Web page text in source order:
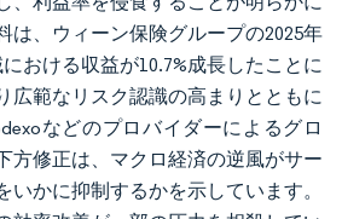
は、ウィーン保険グループの2025年
おける収益が10.7%成長したことに
広範なリスク認識の高まりとともに
などのプロバイダーによるグロ
方修正は、マクロ経済の逆風がサー
いかに抑制するかを示しています。